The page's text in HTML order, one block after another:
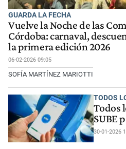
GUARDA LA FECHA
Vuelve la Noche de las
Córdoba: carnaval,
la primera edición 2026
06-02-2026 09:05
SOFÍA MARTÍNEZ MARIOTTI
TODOS
Todos
SUBE
30-01-2026